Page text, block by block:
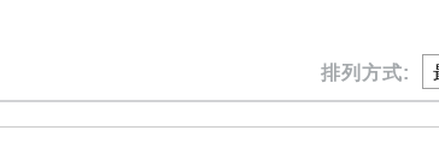
排列方式: